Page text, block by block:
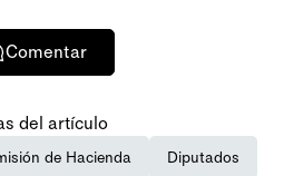
Comentar
del artículo
de Hacienda Diputados